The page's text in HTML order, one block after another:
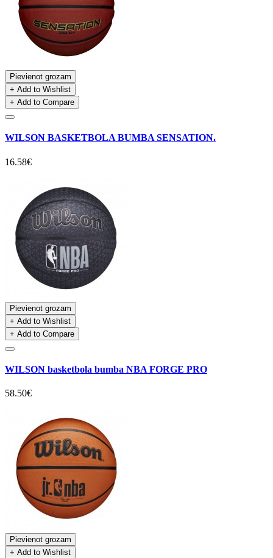
Pievienot grozam
+ Add to Wishlist
+ Add to Compare
WILSON BASKETBOLA BUMBA SENSATION.
16.58€
Pievienot grozam
+ Add to Wishlist
+ Add to Compare
WILSON basketbola bumba NBA FORGE PRO
58.50€
Pievienot grozam
+ Add to Wishlist